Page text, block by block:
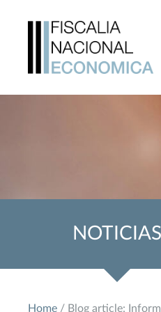
NOTICIAS
Home / Blog article: